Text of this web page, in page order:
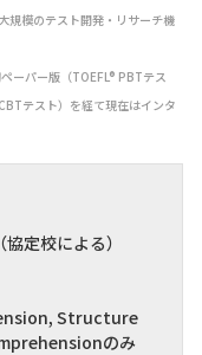
規模のテスト開発・リサーチ機
ーパー版（TOEFL® PBTテス
テスト）を経て現在はインタ
定校による）
Structure
のみ